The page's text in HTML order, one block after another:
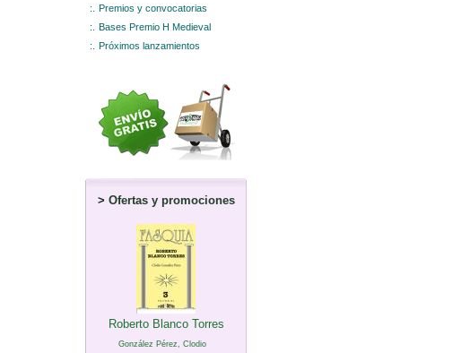
:.
Premios y convocatorias
:.
Bases Premio H Medieval
:.
Próximos lanzamientos
> Ofertas y promociones
Roberto Blanco Torres
González Pérez, Clodio